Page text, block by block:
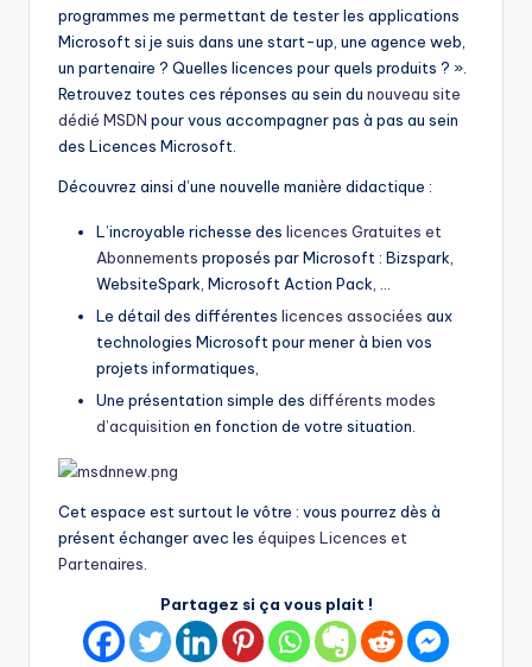
programmes me permettant de tester les applications
Microsoft si je suis dans une start-up, une agence web,
un partenaire ? Quelles licences pour quels produits ? ».
Retrouvez toutes ces réponses au sein du nouveau site
dédié MSDN pour vous accompagner pas à pas au sein
des Licences Microsoft.
Découvrez ainsi d’une nouvelle manière didactique :
L’incroyable richesse des licences Gratuites et
Abonnements proposés par Microsoft : Bizspark,
WebsiteSpark, Microsoft Action Pack, …
Le détail des différentes licences associées aux
technologies Microsoft pour mener à bien vos
projets informatiques,
Une présentation simple des différents modes
d’acquisition en fonction de votre situation.
Cet espace est surtout le vôtre : vous pourrez dès à
présent échanger avec les équipes Licences et
Partenaires
Partagez si ça vous plait !